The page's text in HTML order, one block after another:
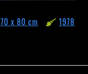
1978
70 x 80 cm